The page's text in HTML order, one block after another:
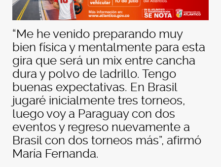
“Me he venido preparando muy
bien física y mentalmente para esta
gira que será un mix entre cancha
dura y polvo de ladrillo. Tengo
buenas expectativas. En Brasil
jugaré inicialmente tres torneos,
luego voy a Paraguay con dos
eventos y regreso nuevamente a
Brasil con dos torneos más”, afirmó
María Fernanda.